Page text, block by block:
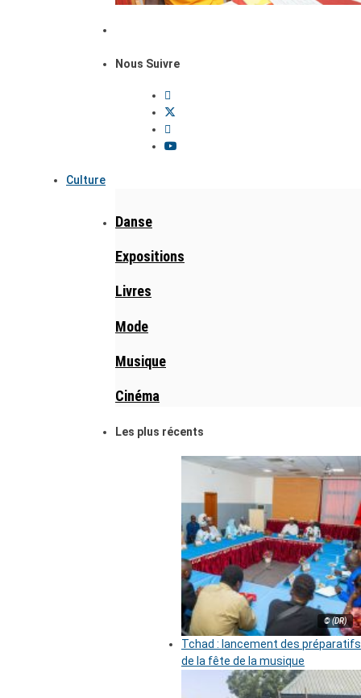
Nous Suivre
Culture
Danse
Expositions
Livres
Mode
Musique
Cinéma
Les plus récents
© (DR)
Tchad : lancement des préparatifs
de la fête de la musique